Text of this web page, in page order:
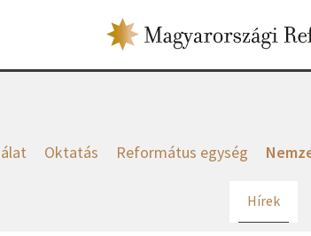
Oktatás Református egység
Hírek